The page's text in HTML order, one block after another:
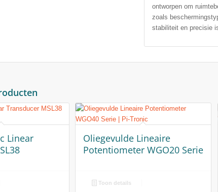
ontworpen om
zoals
stabiliteit en precisie
Linear
Oliegevulde Lineaire
Potentiometer WGO20 Serie
Toon details